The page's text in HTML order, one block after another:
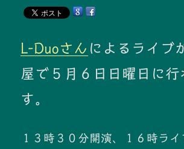
L-Duoさん によるライブ
屋で５月６日日曜日に行
す。
１３時３０分開演、１６時ラ